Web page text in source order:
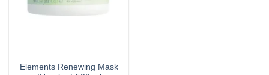
Elements Renewing Mask